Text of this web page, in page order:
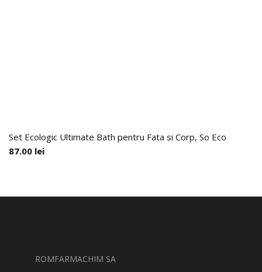
Set Ecologic Ultimate Bath pentru Fata si Corp, So Eco
87.00 lei
ROMFARMACHIM SA